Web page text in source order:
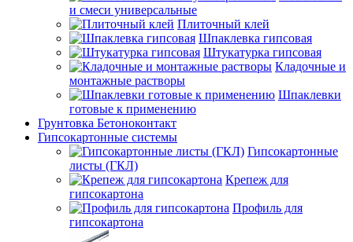
и смеси универсальные
Плиточный клей
Шпаклевка гипсовая
Штукатурка гипсовая
Кладочные и
монтажные растворы
Шпаклевки
готовые к применению
Грунтовка Бетоноконтакт
Гипсокартонные системы
Гипсокартонные
листы (ГКЛ)
Крепеж для
гипсокартона
Профиль для
гипсокартона